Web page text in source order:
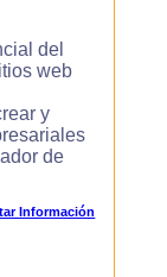
del
web
y
de
Información